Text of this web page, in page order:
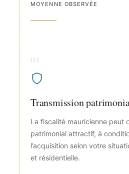
MOYENNE OBSERVÉE
04
Transmission
La fiscalité mauricienne peut
patrimonial attractif, à
l’acquisition selon votre
et résidentielle.